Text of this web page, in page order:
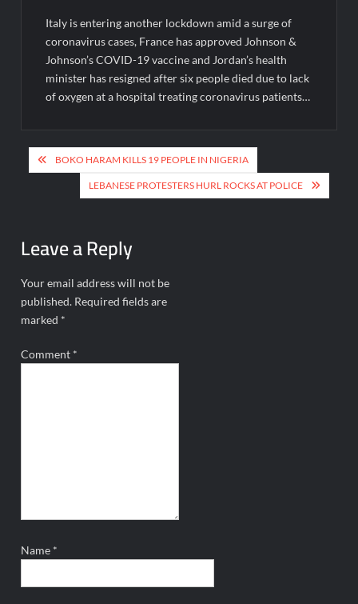
Italy is entering another lockdown amid a surge of
coronavirus cases, France has approved Johnson &
Johnson’s COVID-19 vaccine and Jordan’s health
minister has resigned after six people died due to lack
of oxygen at a hospital treating coronavirus patients…
Post
navigation
BOKO HARAM KILLS 19 PEOPLE IN NIGERIA
LEBANESE PROTESTERS HURL ROCKS AT POLICE
Leave a Reply
Your email address will not be
published. Required fields are
marked *
Comment *
Name *